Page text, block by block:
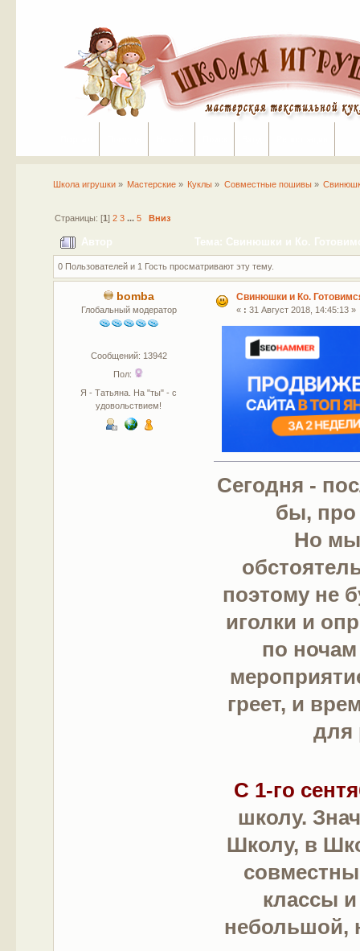
Школа игрушки» Мастерские » Куклы » Совместные пошивы»
Страницы: [1 ] 2 3 ... 5 Вниз
Автор Тема: Свинюшки и Ко.
0 Пользователей и 1 Гость просматривают эту тему.
bomba
Глобальный модератор
Сообщений: 13942
Пол:
Я - Татьяна. На "ты" - с
удовольствием!
Свинюшки и Ко.
« : 31 Август 2018, 14:45:13 »
Сегодня -
бы,
Но мы
поэтому не
иголки и
по
греет, и
для
С 1-го
школу.
Школу, в
классы
небольшой,